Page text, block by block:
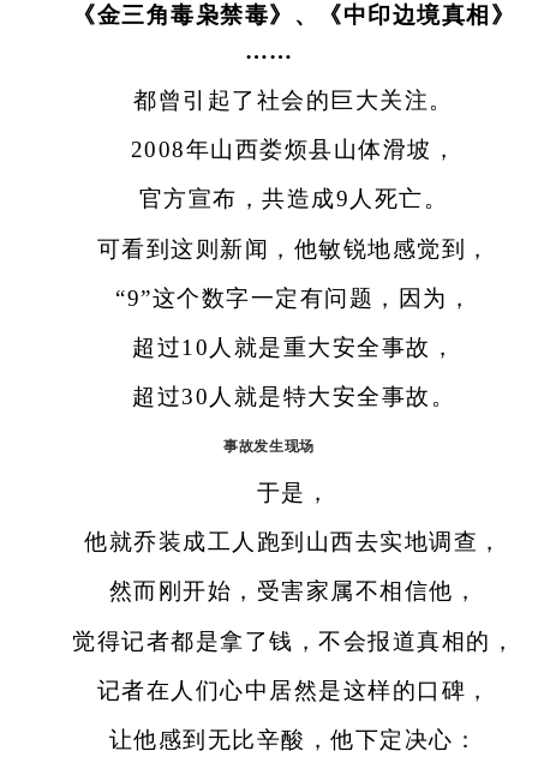
《金三角毒枭禁毒》、《中印边境真相》
……
都曾引起了社会的巨大关注。
2008年山西娄烦县山体滑坡，
官方宣布，共造成9人死亡。
可看到这则新闻，他敏锐地感觉到，
“9”这个数字一定有问题，因为，
超过10人就是重大安全事故，
超过30人就是特大安全事故。
事故发生现场
于是，
他就乔装成工人跑到山西去实地调查，
然而刚开始，受害家属不相信他，
觉得记者都是拿了钱，不会报道真相的，
记者在人们心中居然是这样的口碑，
让他感到无比辛酸，他下定决心：